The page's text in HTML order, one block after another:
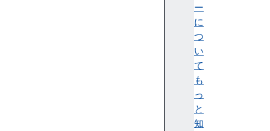
ー
に
つ
い
て
も
っ
と
知